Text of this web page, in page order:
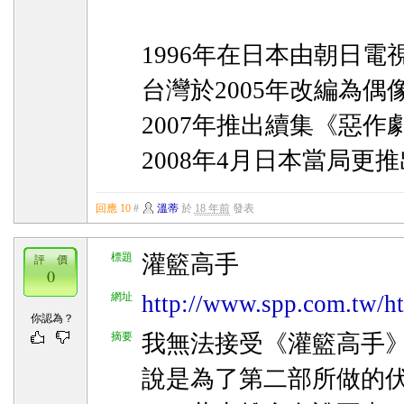
1996年在日本由朝日電
台灣於2005年改編為偶
2007年推出續集《惡作
2008年4月日本當局更
回應 10 # 溫蒂於 18 年前發表
標題 灌籃高手
網址 http://www.spp.com.tw/
摘要
我無法接受《灌籃高手
說是為了第二部所做的
評 價
0
你認為？